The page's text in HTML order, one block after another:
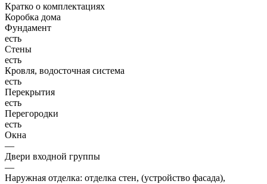
Кратко о комплектациях
Коробка дома
Фундамент
есть
Стены
есть
Кровля, водосточная система
есть
Перекрытия
есть
Перегородки
есть
Окна
—
Двери входной группы
—
Наружная отделка: отделка стен, (устройство фасада),